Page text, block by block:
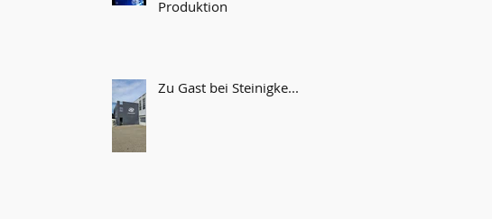
Produktion
Zu Gast bei Steinigke...